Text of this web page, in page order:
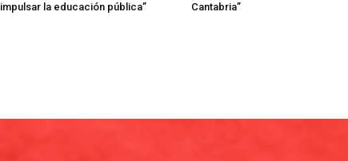
impulsar la educación pública”
Cantabria”